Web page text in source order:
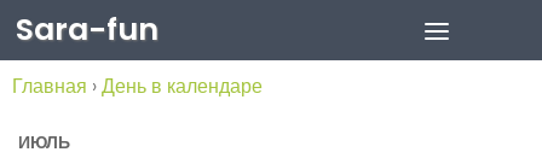
Skip to content
Sara-fun
Главная ›День в календаре
ИЮЛЬ